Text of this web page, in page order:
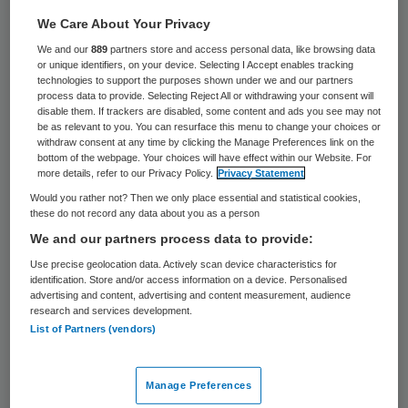
Jan Fidder (58) wordt de nieuwe
bestuursvoorzitter van ’s Heeren Loo
Zorggroep. Hij volgt Paul de la Chambre, die
op 1 april 2016 stopt vanwege het bereiken
van de pensioengerechtigde leeftijd.
Jan Fidder was tot voor kort voorzitter van
de Raad van Bestuur bij Gelre Ziekenhuizen.
De raad van toezicht van ’s Heeren Loo
Zorggroep laat weten erg verheugd te zijn
dat zij in de persoon Jan Fidder een
gevonden. Met zijn achtergrond als arts en
jarenlange bestuurservaring bij collega-
We Care About Your Privacy
We and our889 partners store and access personal data, like browsing data
or unique identifiers, on your device. Selecting I Accept enables tracking
technologies to support the purposes shown under we and our partners
process data to provide. Selecting Reject All or withdrawing your consent will
disable them. If trackers are disabled, some content and ads you see may not
be as relevant to you. You can resurface this menu to change your choices or
withdraw consent at any time by clicking the Manage Preferences link on the
bottom of the webpage. Your choices will have effect within our Website. For
more details, refer to our Privacy Policy.
Privacy Statement
Would you rather not? Then we only place essential and statistical cookies,
these do not record any data about you as a person
We and our partners process data to provide:
Use precise geolocation data. Actively scan device characteristics for
identification. Store and/or access information on a device. Personalised
advertising and content, advertising and content measurement, audience
research and services development.
List of Partners (vendors)
Manage Preferences